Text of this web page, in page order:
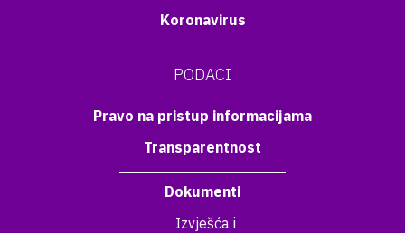
Koronavirus
PODACI
Pravo na pristup informacijama
Transparentnost
Dokumenti
Izvješća i